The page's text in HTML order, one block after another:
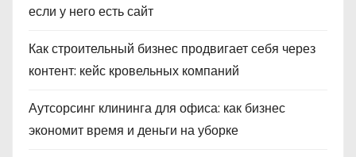
если у него есть сайт
Как строительный бизнес продвигает себя через
контент: кейс кровельных компаний
Аутсорсинг клининга для офиса: как бизнес
экономит время и деньги на уборке